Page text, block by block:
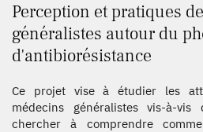
Perception et pratiques
généralistes autour du
d'antibiorésistance
Ce projet vise à étudier les
médecins généralistes vis-à-
chercher à comprendre